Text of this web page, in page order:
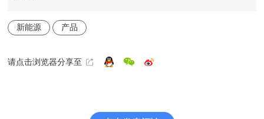
新能源 产品
请点击浏览器分享至